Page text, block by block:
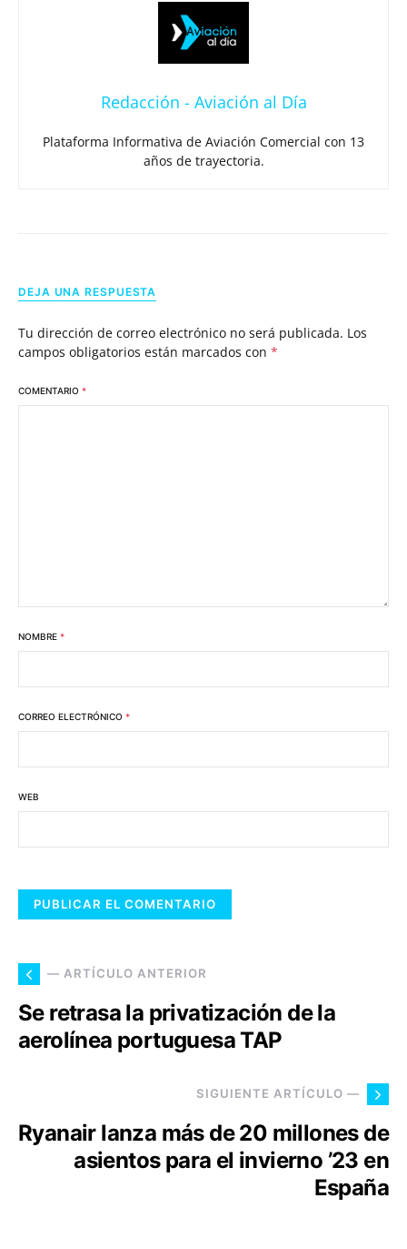
Redacción - Aviación al Día
Plataforma Informativa de Aviación Comercial con 13
años de trayectoria.
DEJA UNA RESPUESTA
Tu dirección de correo electrónico no será publicada. Los
campos obligatorios están marcados con *
COMENTARIO *
NOMBRE *
CORREO ELECTRÓNICO *
WEB
— ARTÍCULO ANTERIOR
Se retrasa la privatización de la
aerolínea portuguesa TAP
SIGUIENTE ARTÍCULO —
Ryanair lanza más de 20 millones de
asientos para el invierno ’23 en
España